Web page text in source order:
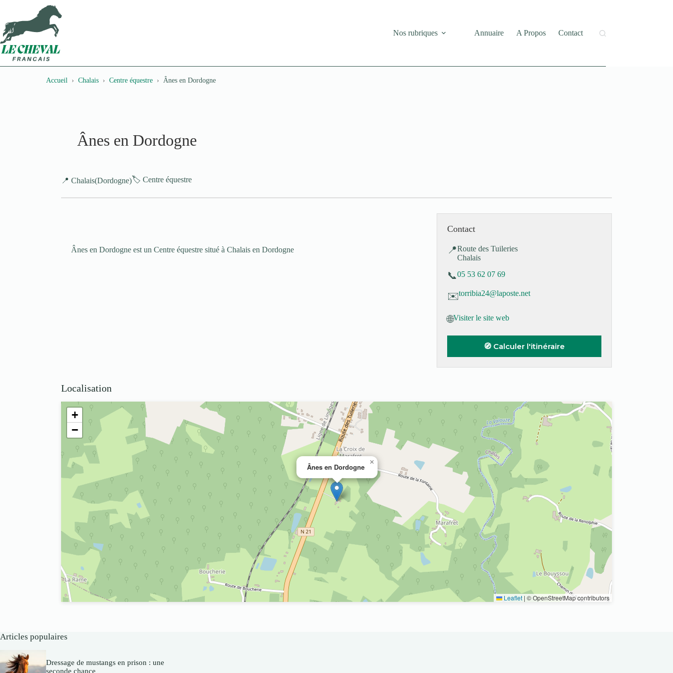
contenu
Nos rubriques
Annuaire A Propos Contact
Accueil Chalais Centre équestre Ânes en Dordogne
Ânes en Dordogne
📍 Chalais(Dordogne)🏷️ Centre équestre
Ânes en Dordogne est un Centre équestre situé à Chalais en Dordogne
Contact
📍Route des Tuileries
Chalais
📞05 53 62 07 69
✉️torribia24@laposte.net
🌐Visiter le site web
🧭 Calculer l'itinéraire
Localisation
Ânes en Dordogne
×
+
−
Leaflet | © OpenStreetMap contributors
Articles populaires
Dressage de mustangs en prison : une
seconde chance